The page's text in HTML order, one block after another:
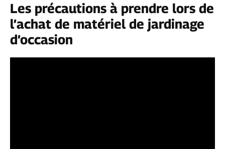
Les précautions à prendre lors de
l’achat de matériel de jardinage
d’occasion